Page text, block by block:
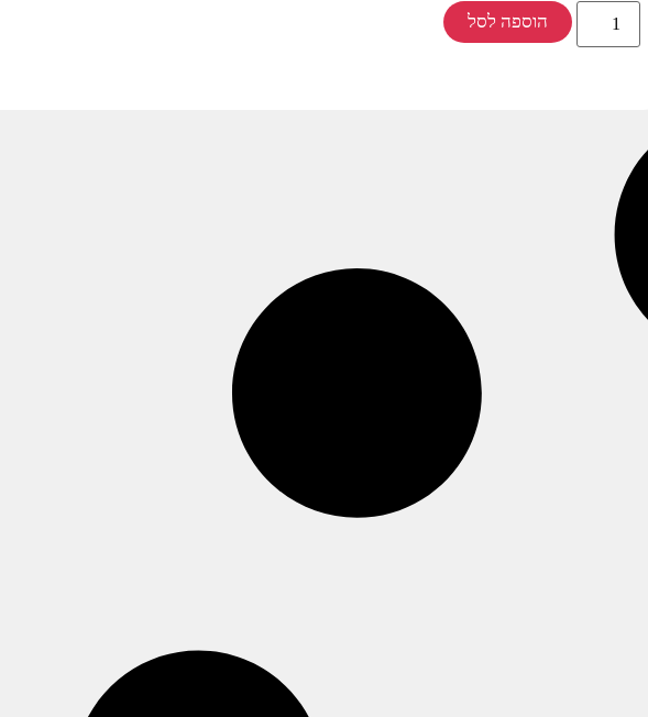
הוספה לסל